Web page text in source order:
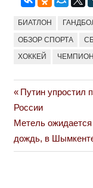
БИАТЛОН
ОБЗОР СПОРТА
ХОККЕЙ
Навигация
по
записям
Previous
Post:
Путин упростил
России
Next
Post:
Метель
дождь, в